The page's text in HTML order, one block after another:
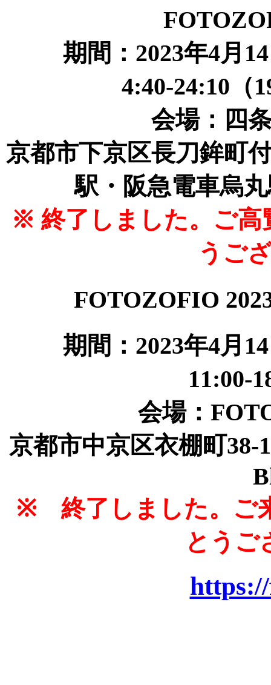
期間：2023年4月
4:40-24:10（
会場：四
京都市下京区長刀鉾町
駅・阪急電車烏
※ 終了しました。ご高
うご
FOTOZOFIO
期間：2023年4月
11:00-
会場：
京都市中京区衣棚町38-
※ 終了しました。ご
とうご